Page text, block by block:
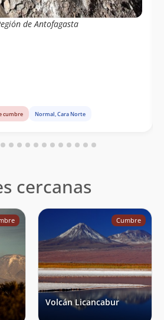
de Antofagasta
cumbre Normal, Cara Norte
cercanas
Cumbre
Volcán Licancabur